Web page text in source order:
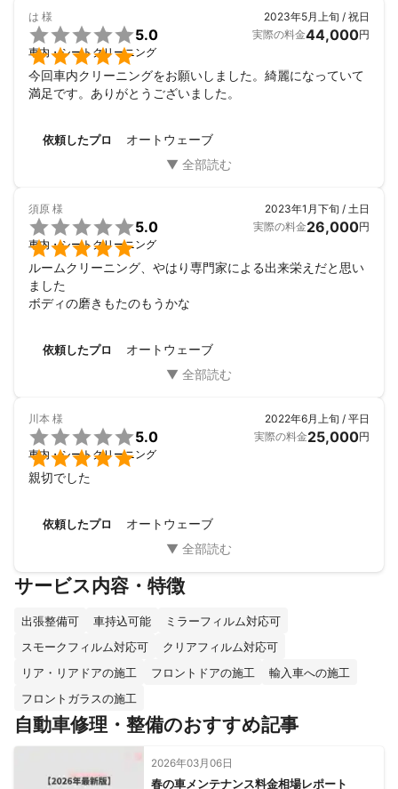
は 様


5.0
車内・シートクリーニング
2023年5月上旬 / 祝日
実際の料金44,000円
今回車内クリーニングをお願いしました。綺麗になっていて
満足です。ありがとうございました。
依頼したプロ オートウェーブ
須原 様


5.0
車内・シートクリーニング
2023年1月下旬 / 土日
実際の料金26,000円
ルームクリーニング、やはり専門家による出来栄えだと思い
ました
ボディの磨きもたのもうかな
依頼したプロ オートウェーブ
川本 様


5.0
車内・シートクリーニング
2022年6月上旬 / 平日
実際の料金25,000円
親切でした
依頼したプロ オートウェーブ
サービス内容・特徴
出張整備可 車持込可能
ミラーフィルム対応可
スモークフィルム対応可
クリアフィルム対応可
リア・リアドアの施工
フロントドアの施工
輸入車への施工
フロントガラスの施工
自動車修理・整備のおすすめ記事
2026年03月06日
春の車メンテナンス料金相場レポート